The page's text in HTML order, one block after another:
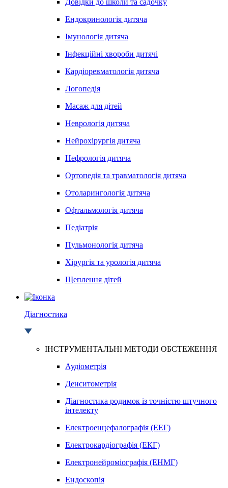
Довідки до школи та садочку
Ендокринологія дитяча
Імунологія дитяча
Інфекційні хвороби дитячі
Кардіоревматологія дитяча
Логопедія
Масаж для дітей
Неврологія дитяча
Нейрохірургія дитяча
Нефрологія дитяча
Ортопедія та травматологія дитяча
Отоларингологія дитяча
Офтальмологія дитяча
Педіатрія
Пульмонологія дитяча
Хірургія та урологія дитяча
Щеплення дітей
Діагностика
ІНСТРУМЕНТАЛЬНІ МЕТОДИ ОБСТЕЖЕННЯ
Аудіометрія
Денситометрія
Діагностика родимок із точністю штучного
інтелекту
Електроенцефалографія (ЕЕГ)
Електрокардіографія (ЕКГ)
Електронейроміографія (ЕНМГ)
Ендоскопія